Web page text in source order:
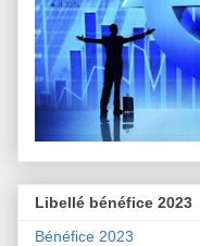
Libellé bénéfice 2023
Bénéfice 2023